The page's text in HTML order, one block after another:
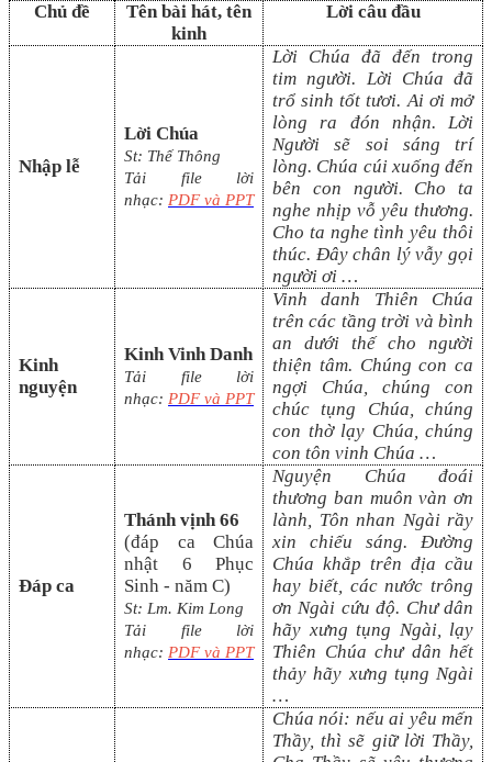
Chủ đề
Tên bài hát, tên
kinh
Lời câu đầu
Nhập lễ
Lời Chúa
St: Thế Thông
Tải file lời
nhạc: PDF và PPT
Lời Chúa đã đến trong
tim người. Lời Chúa đã
trổ sinh tốt tươi. Ai ơi mở
lòng ra đón nhận. Lời
Người sẽ soi sáng trí
lòng. Chúa cúi xuống đến
bên con người. Cho ta
nghe nhịp vỗ yêu thương.
Cho ta nghe tình yêu thôi
thúc. Đây chân lý vẫy gọi
người ơi …
Kinh
nguyện
Kinh Vinh Danh
Tải file lời
nhạc: PDF và PPT
Vinh danh Thiên Chúa
trên các tầng trời và bình
an dưới thế cho người
thiện tâm. Chúng con ca
ngợi Chúa, chúng con
chúc tụng Chúa, chúng
con thờ lạy Chúa, chúng
con tôn vinh Chúa …
Đáp ca
Thánh vịnh 66
(đáp ca Chúa
nhật 6 Phục
Sinh - năm C)
St: Lm. Kim Long
Tải file lời
nhạc: PDF và PPT
Nguyện Chúa đoái
thương ban muôn vàn ơn
lành, Tôn nhan Ngài rầy
xin chiếu sáng. Đường
Chúa khắp trên địa cầu
hay biết, các nước trông
ơn Ngài cứu độ. Chư dân
hãy xưng tụng Ngài, lạy
Thiên Chúa chư dân hết
thảy hãy xưng tụng Ngài
…
Chúa nói: nếu ai yêu mến
Thầy, thì sẽ giữ lời Thầy,